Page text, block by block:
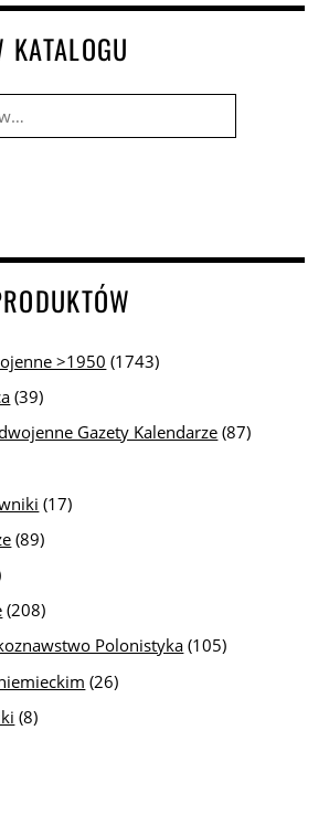
>1950 (1743)
(39)
Gazety Kalendarze (87)
(17)
(89)
(208)
Polonistyka (105)
(26)
(8)